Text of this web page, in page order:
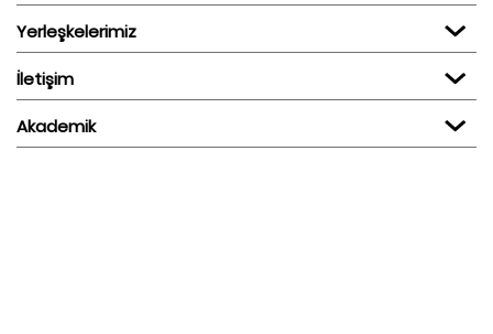
Yerleşkelerimiz
İletişim
Akademik